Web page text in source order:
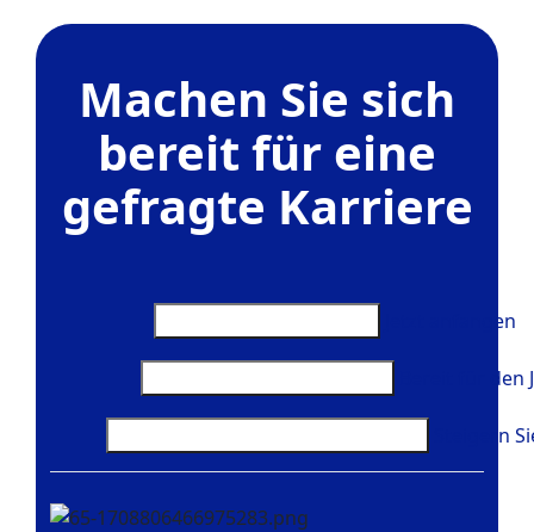
Machen Sie sich
bereit für eine
gefragte Karriere
Jetzt anfangen
Bereit für den
Steigern